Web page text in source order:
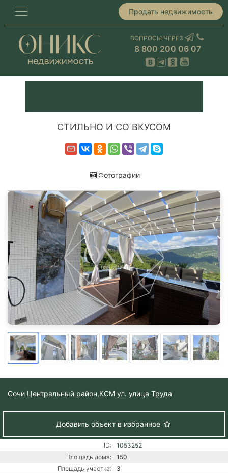
Продать недвижимость
ВОПРОСЫ ЧЕРЕЗ
8 800 200 06 07
СТИЛЬНО И СО ВКУСОМ
Фотографии
Сочи Центральный район,КСМ ул. улица Труда
Добавить объект в избранное
ID:
1053252
Площадь дома:
150
Площадь участка:
3